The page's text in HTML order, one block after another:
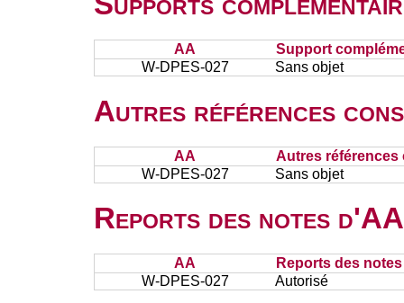
AA
Support
W-DPES-027
Sans objet
Autres références
AA
Autres références
W-DPES-027
Sans objet
Reports des notes
AA
Reports des
W-DPES-027
Autorisé